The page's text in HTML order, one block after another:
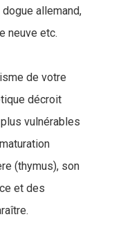
allemand,
neuve etc.
de votre
décroit
vulnérables
(thymus), son
et des